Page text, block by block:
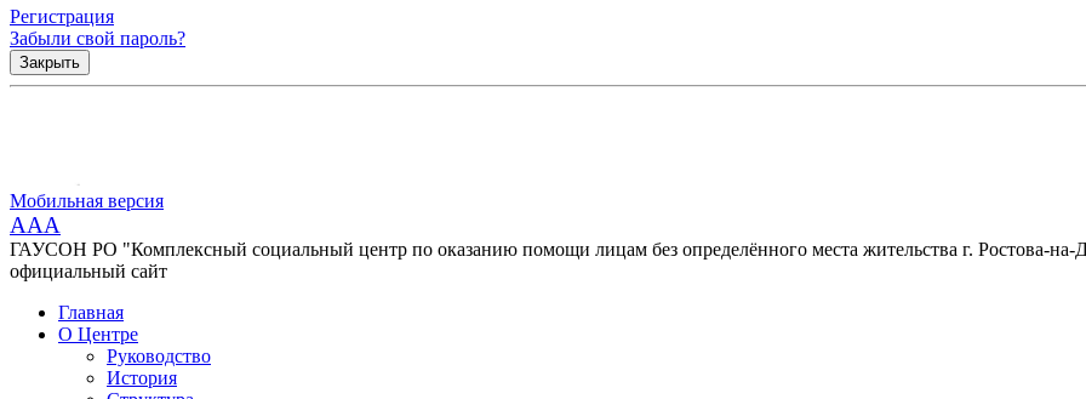
Регистрация
Забыли свой пароль?
Закрыть
Мобильная версия
AAA
ГАУСОН РО "Комплексный социальный центр по оказанию помощи лицам без определённого места жительства г. Ростова-на-
официальный сайт
Главная
О Центре
Руководство
История